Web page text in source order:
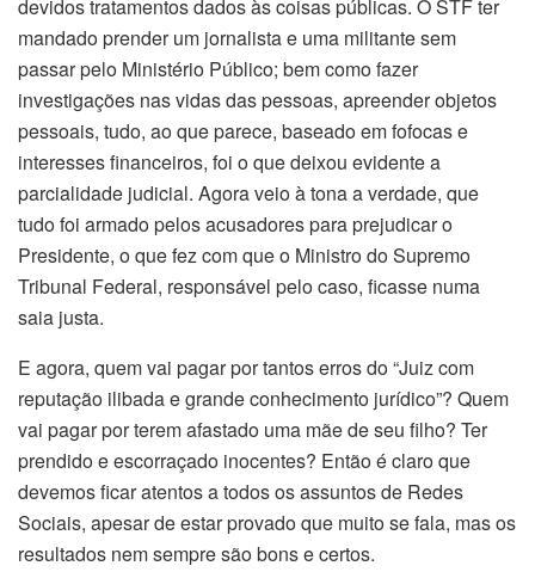
devidos tratamentos dados às coisas públicas. O STF ter
mandado prender um jornalista e uma militante sem
passar pelo Ministério Público; bem como fazer
investigações nas vidas das pessoas, apreender objetos
pessoais, tudo, ao que parece, baseado em fofocas e
interesses financeiros, foi o que deixou evidente a
parcialidade judicial. Agora veio à tona a verdade, que
tudo foi armado pelos acusadores para prejudicar o
Presidente, o que fez com que o Ministro do Supremo
Tribunal Federal, responsável pelo caso, ficasse numa
saia justa.
E agora, quem vai pagar por tantos erros do “Juiz com
reputação ilibada e grande conhecimento jurídico”? Quem
vai pagar por terem afastado uma mãe de seu filho? Ter
prendido e escorraçado inocentes? Então é claro que
devemos ficar atentos a todos os assuntos de Redes
Sociais, apesar de estar provado que muito se fala, mas os
resultados nem sempre são bons e certos.